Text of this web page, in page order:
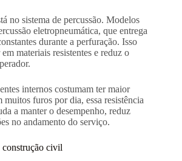
no sistema de percussão. Modelos
eletropneumática, que entrega
durante a perfuração. Isso
materiais resistentes e reduz o
internos costumam ter maior
muitos furos por dia, essa resistência
a manter o desempenho, reduz
no andamento do serviço.
construção civil